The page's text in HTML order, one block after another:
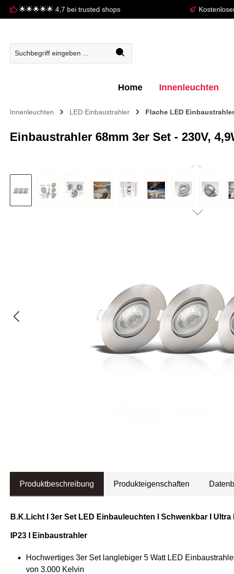
Zur Hauptnavigation springen
🌟🌟🌟🌟🌟 4,7 bei trusted shops
Home Innenleuchten
Innenleuchten LED Einbaustrahler Flache LED Einbaustrahler
Einbaustrahler 68mm 3er Set - 230V,
Produktbeschreibung Produkteigenschaften
B.K.Licht I 3er Set LED Einbauleuchten I Schwenkbar I
IP23 I Einbaustrahler
Hochwertiges 3er Set langlebiger 5 Watt LED
von 3.000 Kelvin